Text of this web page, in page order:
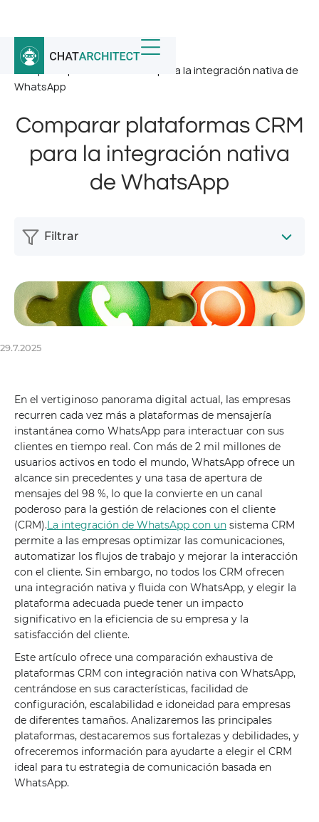
Inicio Noticias /
Comparar plataformas CRM para la integración nativa de
WhatsApp
Comparar plataformas CRM
para la integración nativa
de WhatsApp
29.7.2025
En el vertiginoso panorama digital actual, las empresas
recurren cada vez más a plataformas de mensajería
instantánea como WhatsApp para interactuar con sus
clientes en tiempo real. Con más de 2 mil millones de
usuarios activos en todo el mundo, WhatsApp ofrece un
alcance sin precedentes y una tasa de apertura de
mensajes del 98 %, lo que la convierte en un canal
poderoso para la gestión de relaciones con el cliente
(CRM).La integración de WhatsApp con un sistema CRM
permite a las empresas optimizar las comunicaciones,
automatizar los flujos de trabajo y mejorar la interacción
con el cliente. Sin embargo, no todos los CRM ofrecen
una integración nativa y fluida con WhatsApp, y elegir la
plataforma adecuada puede tener un impacto
significativo en la eficiencia de su empresa y la
satisfacción del cliente.
Este artículo ofrece una comparación exhaustiva de
plataformas CRM con integración nativa con WhatsApp,
centrándose en sus características, facilidad de
configuración, escalabilidad e idoneidad para empresas
de diferentes tamaños. Analizaremos las principales
plataformas, destacaremos sus fortalezas y debilidades, y
ofreceremos información para ayudarte a elegir el CRM
ideal para tu estrategia de comunicación basada en
WhatsApp.
Filtrar